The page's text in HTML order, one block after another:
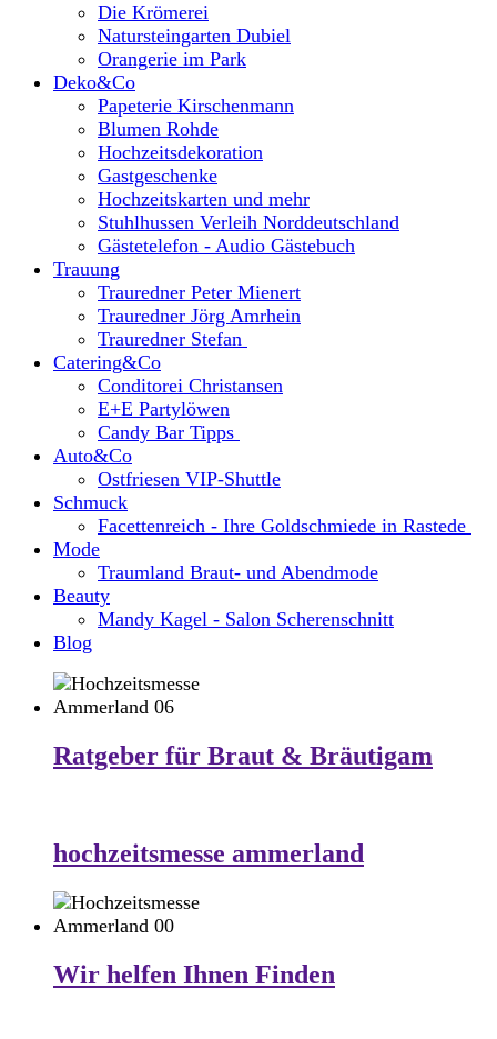
Die Krömerei
Natursteingarten Dubiel
Orangerie im Park
Deko&Co
Papeterie Kirschenmann
Blumen Rohde
Hochzeitsdekoration
Gastgeschenke
Hochzeitskarten und mehr
Stuhlhussen Verleih Norddeutschland
Gästetelefon - Audio Gästebuch
Trauung
Trauredner Peter Mienert
Trauredner Jörg Amrhein
Trauredner Stefan
Catering&Co
Conditorei Christansen
E+E Partylöwen
Candy Bar Tipps
Auto&Co
Ostfriesen VIP-Shuttle
Schmuck
Facettenreich - Ihre Goldschmiede in Rastede
Mode
Traumland Braut- und Abendmode
Beauty
Mandy Kagel - Salon Scherenschnitt
Blog
Ratgeber für Braut & Bräutigam
hochzeitsmesse ammerland
Wir helfen Ihnen Finden